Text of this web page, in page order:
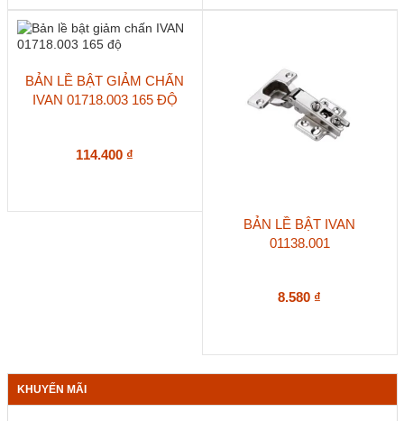
BẢN LỀ BẬT GIẢM CHẤN
IVAN 01718.003 165 ĐỘ
114.400 ₫
BẢN LỀ BẬT IVAN
01138.001
8.580 ₫
KHUYẾN MÃI